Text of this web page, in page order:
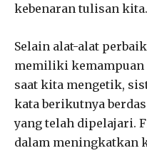
kebenaran tulisan kita.
Selain alat-alat
memiliki
saat kita mengetik,
kata berikutnya
yang telah dipelajari.
dalam meningkatkan